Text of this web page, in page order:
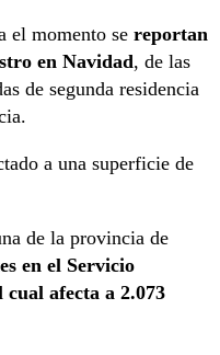
el momento se reportan
en Navidad, de las
de segunda residencia
a una superficie de
de la provincia de
en el Servicio
afecta a 2.073